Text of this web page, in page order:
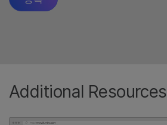
Additional Resources